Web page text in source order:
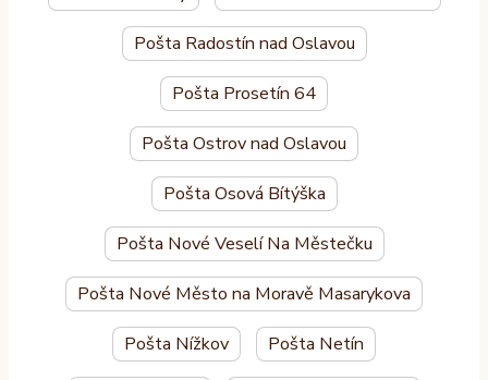
Pošta Radostín nad Oslavou
Pošta Prosetín 64
Pošta Ostrov nad Oslavou
Pošta Osová Bítýška
Pošta Nové Veselí Na Městečku
Pošta Nové Město na Moravě Masarykova
Pošta Nížkov Pošta Netín